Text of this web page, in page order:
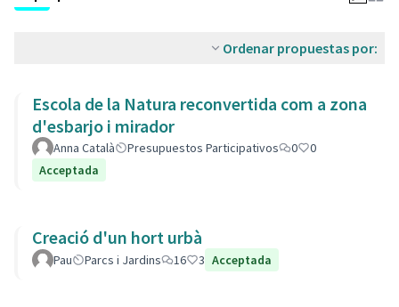
Ordenar propuestas por:
Escola de la Natura reconvertida com a zona
d'esbarjo i mirador
Anna Català Presupuestos Participativos 0
0
Acceptada
Creació d'un hort urbà
Pau Parcs i Jardins 16 3 Acceptada